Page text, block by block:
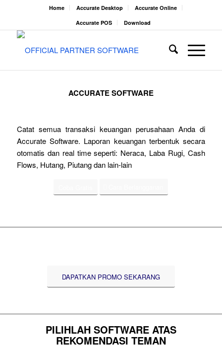
Home Accurate Desktop
Accurate Online
Accurate POS
Download
ACCURATE SOFTWARE
Catat semua transaksi keuangan perusahaan Anda di
Accurate Software. Laporan keuangan terbentuk secara
otomatis dan real time seperti: Neraca, Laba Rugi, Cash
Flows, Hutang, Piutang dan lain-lain
DAPATKAN PROMO SEKARANG
PILIHLAH SOFTWARE ATAS
REKOMENDASI TEMAN